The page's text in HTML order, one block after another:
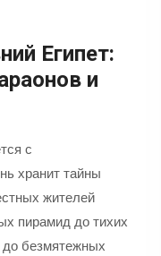
Египет:
и
с
хранит тайны
жителей
пирамид до тихих
безмятежных